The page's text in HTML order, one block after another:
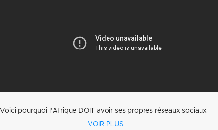
Voici pourquoi l’Afrique DOIT avoir ses propres réseaux sociaux
VOIR PLUS